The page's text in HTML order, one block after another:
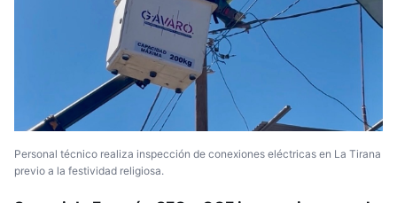
Personal técnico realiza inspección de conexiones eléctricas en La Tirana
previo a la festividad religiosa.